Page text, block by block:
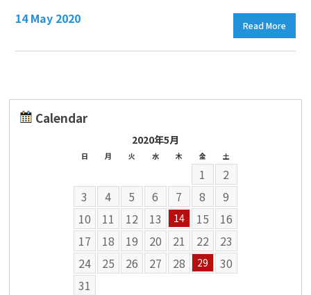
14 May 2020 Read More
Calendar
2020年5月
日 月 火 水 木 金 土
1
2
3
4 5 6 7 8
9
10
11 12 13 14 15
16
17
18 19 20 21 22
23
24
25 26 27 28 29
30
31